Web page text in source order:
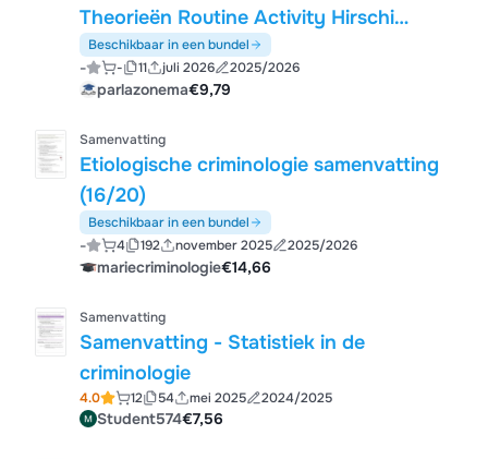
Theorieën Routine Activity Hirschi
Strafrecht TBS Cybercrime
Ondermijning Slachtoffers Preventie
Beschikbaar in een bundel
- - 11 juli 2026 2025/2026
parlazonema€9,79
Samenvatting
Etiologische criminologie samenvatting
(16/20)
Beschikbaar in een bundel
- 4 192 november 2025 2025/2026
mariecriminologie€14,66
Samenvatting
Samenvatting - Statistiek in de
criminologie
4.0 12 54 mei 2025 2024/2025
Student574€7,56